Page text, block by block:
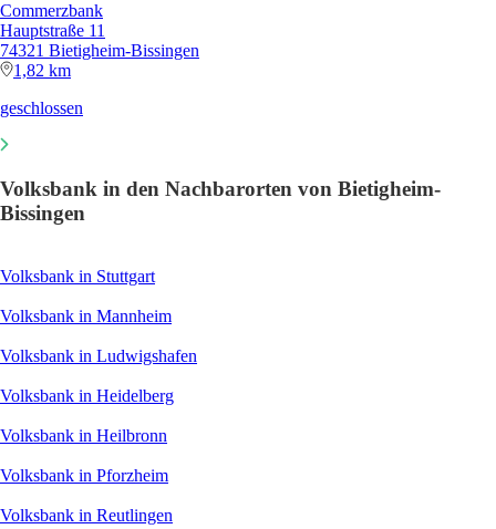
Commerzbank
Hauptstraße 11
74321 Bietigheim-Bissingen
1,82 km
geschlossen
Volksbank in den Nachbarorten von Bietigheim-
Bissingen
Volksbank in Stuttgart
Volksbank in Mannheim
Volksbank in Ludwigshafen
Volksbank in Heidelberg
Volksbank in Heilbronn
Volksbank in Pforzheim
Volksbank in Reutlingen